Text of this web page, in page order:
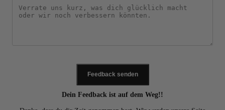
Feedback senden
Dein Feedback ist auf dem Weg!!